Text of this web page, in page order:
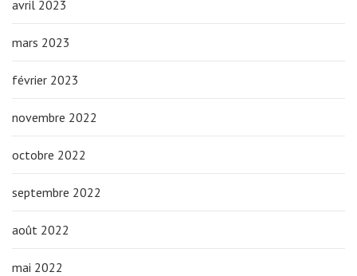
avril 2023
mars 2023
février 2023
novembre 2022
octobre 2022
septembre 2022
août 2022
mai 2022